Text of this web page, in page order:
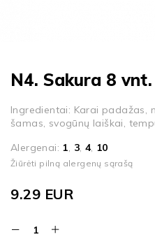
N4. Sakura 8 vnt.
Ingredientai: Karai padažas,
šamas, svogūnų laiškai,
Alergenai: 1, 3, 4, 10
Žiūrėti pilną alergenų sąrašą
9.29 EUR